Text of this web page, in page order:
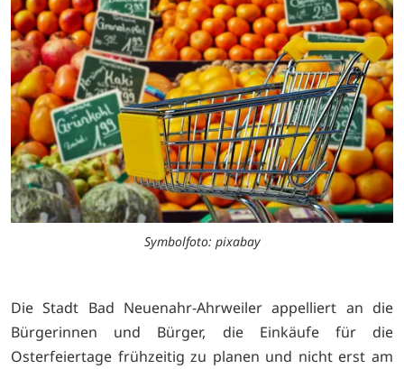
Symbolfoto: pixabay
Die Stadt Bad Neuenahr-Ahrweiler appelliert an die
Bürgerinnen und Bürger, die Einkäufe für die
Osterfeiertage frühzeitig zu planen und nicht erst am